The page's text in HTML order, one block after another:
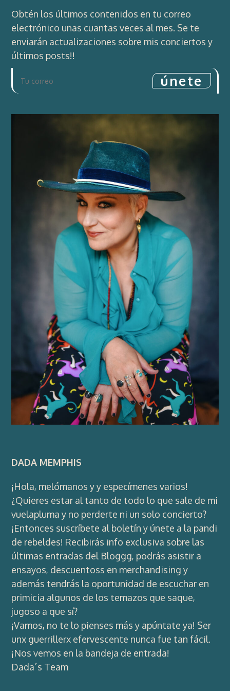
Obtén los últimos contenidos en tu correo
electrónico unas cuantas veces al mes. Se te
enviarán actualizaciones sobre mis conciertos y
últimos posts!!
únete
DADA MEMPHIS
¡Hola, melómanos y y especímenes varios!
¿Quieres estar al tanto de todo lo que sale de mi
vuelapluma y no perderte ni un solo concierto?
¡Entonces suscríbete al boletín y únete a la pandi
de rebeldes! Recibirás info exclusiva sobre las
últimas entradas del Bloggg, podrás asistir a
ensayos, descuentoss en merchandising y
además tendrás la oportunidad de escuchar en
primicia algunos de los temazos que saque,
jugoso a que sí?
¡Vamos, no te lo pienses más y apúntate ya! Ser
unx guerrillerx efervescente nunca fue tan fácil.
¡Nos vemos en la bandeja de entrada!
Dada´s Team